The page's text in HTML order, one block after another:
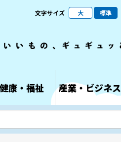
文字サイズ 大 標準
健康・福祉 産業・ビジネス